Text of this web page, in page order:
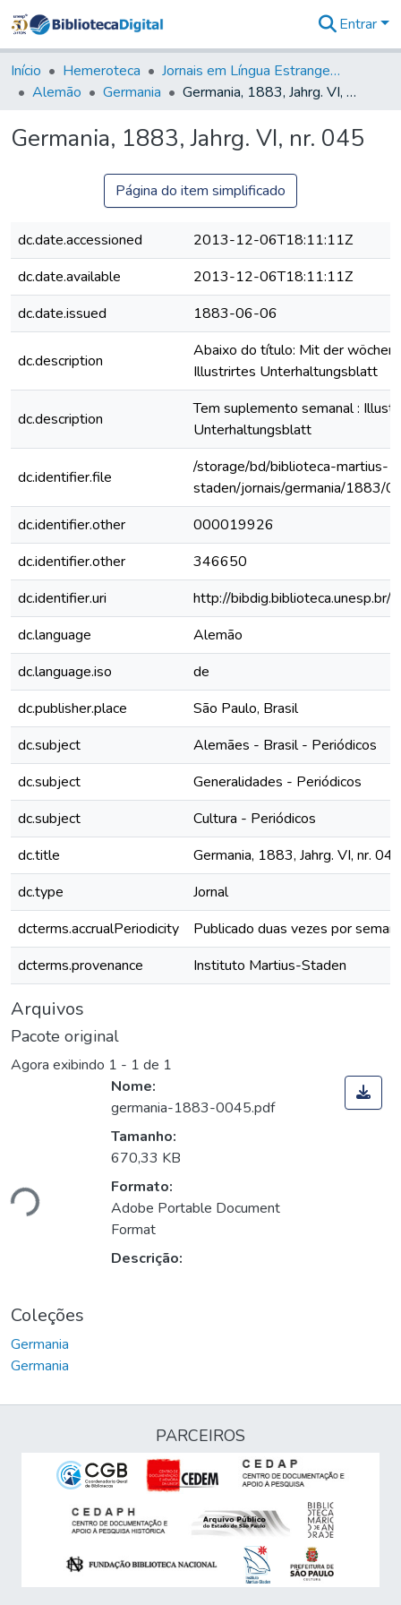
&
Coleções
Tudo na
Digital
Entrar
Início Hemeroteca
Jornais em Língua Estrangeira
Alemão
Germania Germania, 1883, Jahrg. VI, nr. 045
Germania, 1883, Jahrg. VI, nr. 045
Página do item simplificado
dc.date.accessioned
2013-12-06T18:11:11Z
dc.date.available
2013-12-06T18:11:11Z
dc.date.issued
1883-06-06
dc.description
Abaixo do título: Mit der
Illustrirtes Unterhaltungsblatt
dc.description
Tem suplemento semanal :
Unterhaltungsblatt
dc.identifier.file
/storage/bd/biblioteca-martius-
staden/jornais/germania/1883/
dc.identifier.other
000019926
dc.identifier.other
346650
dc.identifier.uri
http://
dc.language
Alemão
dc.language.iso
de
dc.publisher.place
São Paulo, Brasil
dc.subject
Alemães - Brasil - Periódicos
dc.subject
Generalidades - Periódicos
dc.subject
Cultura - Periódicos
dc.title
Germania, 1883, Jahrg. VI, nr. 045
dc.type
Jornal
dcterms.accrualPeriodicity
Publicado duas vezes por
dcterms.provenance
Instituto Martius-Staden
Arquivos
Pacote original
Agora exibindo 1 - 1 de 1
Nome:
germania-1883-0045.pdf
Tamanho:
670,33 KB
Formato:
Adobe Portable Document
Format
Descrição:
Coleções
Germania
Germania
PARCEIROS